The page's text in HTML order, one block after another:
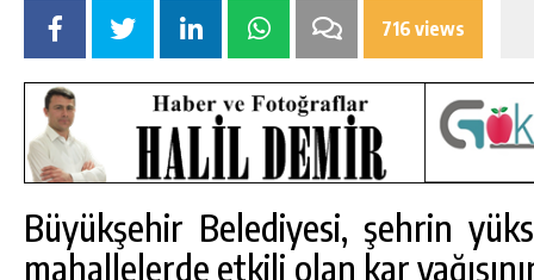
716 views
Büyükşehir Belediyesi, şehrin
mahallelerde etkili olan kar